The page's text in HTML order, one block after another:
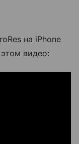
на iPhone
видео: